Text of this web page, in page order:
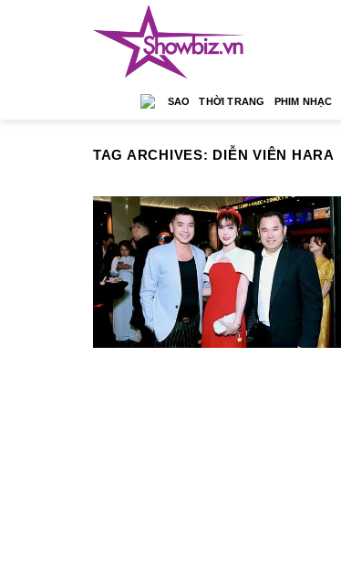
SAO THỜI TRANG PHIM NHẠC
TAG ARCHIVES: DIỄN VIÊN HARA